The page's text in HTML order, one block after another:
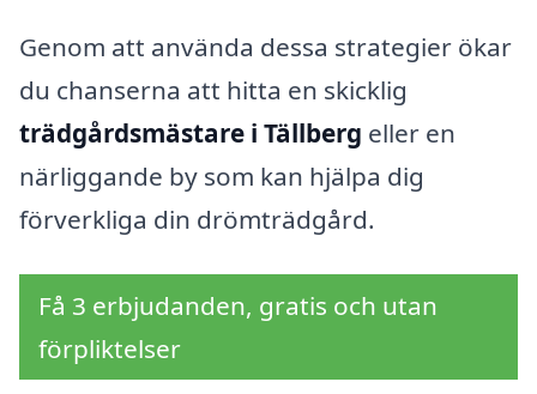
Genom att använda dessa strategier ökar
du chanserna att hitta en skicklig
trädgårdsmästare i Tällberg eller en
närliggande by som kan hjälpa dig
förverkliga din drömträdgård.
Få 3 erbjudanden, gratis och utan
förpliktelser